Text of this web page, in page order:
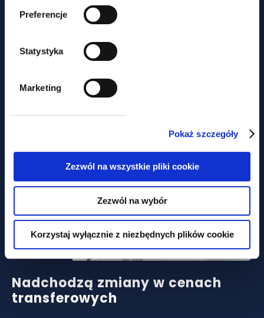
Preferencje
Statystyka
Marketing
Pokaż szczegóły
Zezwól na wszystkie pliki cookie
Zezwól na wybór
Korzystaj wyłącznie z niezbędnych plików cookie
nowelizacja podpisana przez
Prezydenta
alerty
Nadchodzą zmiany w cenach
transferowych